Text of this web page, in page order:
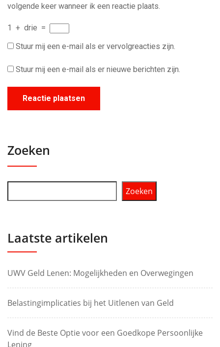
volgende keer wanneer ik een reactie plaats.
1 + drie =
Stuur mij een e-mail als er vervolgreacties zijn.
Stuur mij een e-mail als er nieuwe berichten zijn.
Zoeken
Zoeken
Laatste artikelen
UWV Geld Lenen: Mogelijkheden en Overwegingen
Belastingimplicaties bij het Uitlenen van Geld
Vind de Beste Optie voor een Goedkope Persoonlijke
Lening